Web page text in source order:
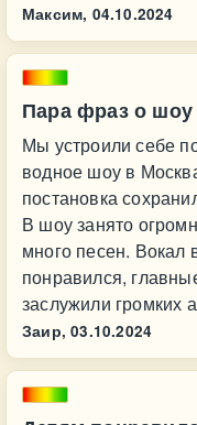
Максим, 04.10.2024
Пара фраз о
Мы устроили себе
водное шоу в
постановка
В шоу занято
много песен. Вокал
понравился,
заслужили громких
Заир, 03.10.2024